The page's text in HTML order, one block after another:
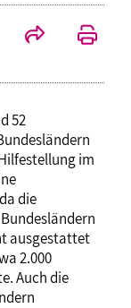
52
im
die
ausgestattet
2.000
Auch die